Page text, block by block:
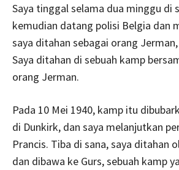
Saya tinggal selama dua minggu di
kemudian datang polisi Belgia dan
saya ditahan sebagai orang Jerman,
Saya ditahan di sebuah kamp
orang Jerman.
Pada 10 Mei 1940, kamp itu
di Dunkirk, dan saya melanjutkan
Prancis. Tiba di sana, saya ditahan
dan dibawa ke Gurs, sebuah kamp